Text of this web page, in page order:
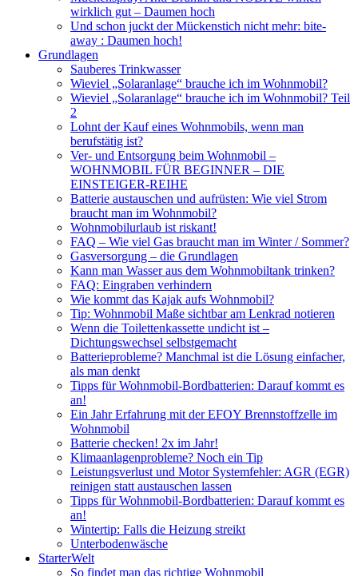
wirklich gut – Daumen hoch
Und schon juckt der Mückenstich nicht mehr: bite-
away : Daumen hoch!
Grundlagen
Sauberes Trinkwasser
Wieviel „Solaranlage“ brauche ich im Wohnmobil?
Wieviel „Solaranlage“ brauche ich im Wohnmobil? Teil
2
Lohnt der Kauf eines Wohnmobils, wenn man
berufstätig ist?
Ver- und Entsorgung beim Wohnmobil –
WOHNMOBIL FÜR BEGINNER – DIE
EINSTEIGER-REIHE
Batterie austauschen und aufrüsten: Wie viel Strom
braucht man im Wohnmobil?
Wohnmobilurlaub ist riskant!
FAQ – Wie viel Gas braucht man im Winter / Sommer?
Gasversorgung – die Grundlagen
Kann man Wasser aus dem Wohnmobiltank trinken?
FAQ: Eingraben verhindern
Wie kommt das Kajak aufs Wohnmobil?
Tip: Wohnmobil Maße sichtbar am Lenkrad notieren
Wenn die Toilettenkassette undicht ist –
Dichtungswechsel selbstgemacht
Batterieprobleme? Manchmal ist die Lösung einfacher,
als man denkt
Tipps für Wohnmobil-Bordbatterien: Darauf kommt es
an!
Ein Jahr Erfahrung mit der EFOY Brennstoffzelle im
Wohnmobil
Batterie checken! 2x im Jahr!
Klimaanlagenprobleme? Noch ein Tip
Leistungsverlust und Motor Systemfehler: AGR (EGR)
reinigen statt austauschen lassen
Tipps für Wohnmobil-Bordbatterien: Darauf kommt es
an!
Wintertip: Falls die Heizung streikt
Unterbodenwäsche
StarterWelt
So findet man das richtige Wohnmobil